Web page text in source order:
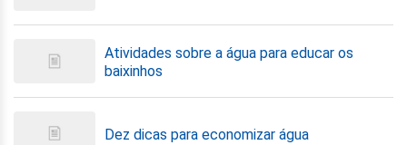
Atividades sobre a água para educar os
baixinhos
Dez dicas para economizar água